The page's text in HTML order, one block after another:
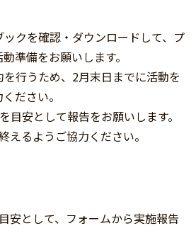
クを確認・ダウンロードして、プ
準備をお願いします。
行うため、2月末日までに活動を
ださい。
目安として報告をお願いします。
えるようご協力ください。
安として、フォームから実施報告